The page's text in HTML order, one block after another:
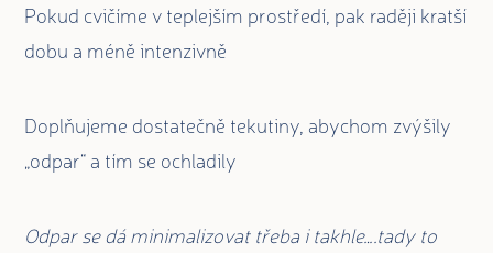
Pokud cvičíme v teplejším prostředí, pak raději kratší
dobu a méně intenzivně
Doplňujeme dostatečně tekutiny, abychom zvýšily
„odpar“ a tím se ochladily
Odpar se dá minimalizovat třeba i takhle….tady to